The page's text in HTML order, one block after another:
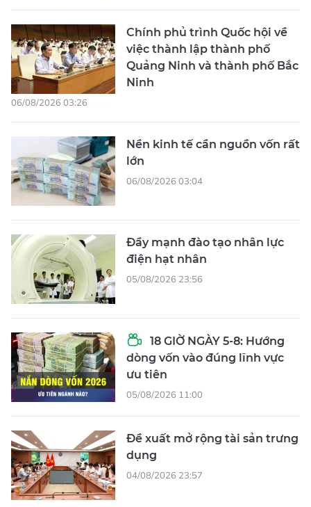
Chính phủ trình Quốc hội về
việc thành lập thành phố
Quảng Ninh và thành phố Bắc
Ninh
06/08/2026 03:26
Nền kinh tế cần nguồn vốn rất
lớn
06/08/2026 03:04
Đẩy mạnh đào tạo nhân lực
điện hạt nhân
05/08/2026 23:56
18 GIỜ NGÀY 5-8: Hướng
dòng vốn vào đúng lĩnh vực
ưu tiên
05/08/2026 11:00
Đề xuất mở rộng tài sản trưng
dụng
04/08/2026 23:57